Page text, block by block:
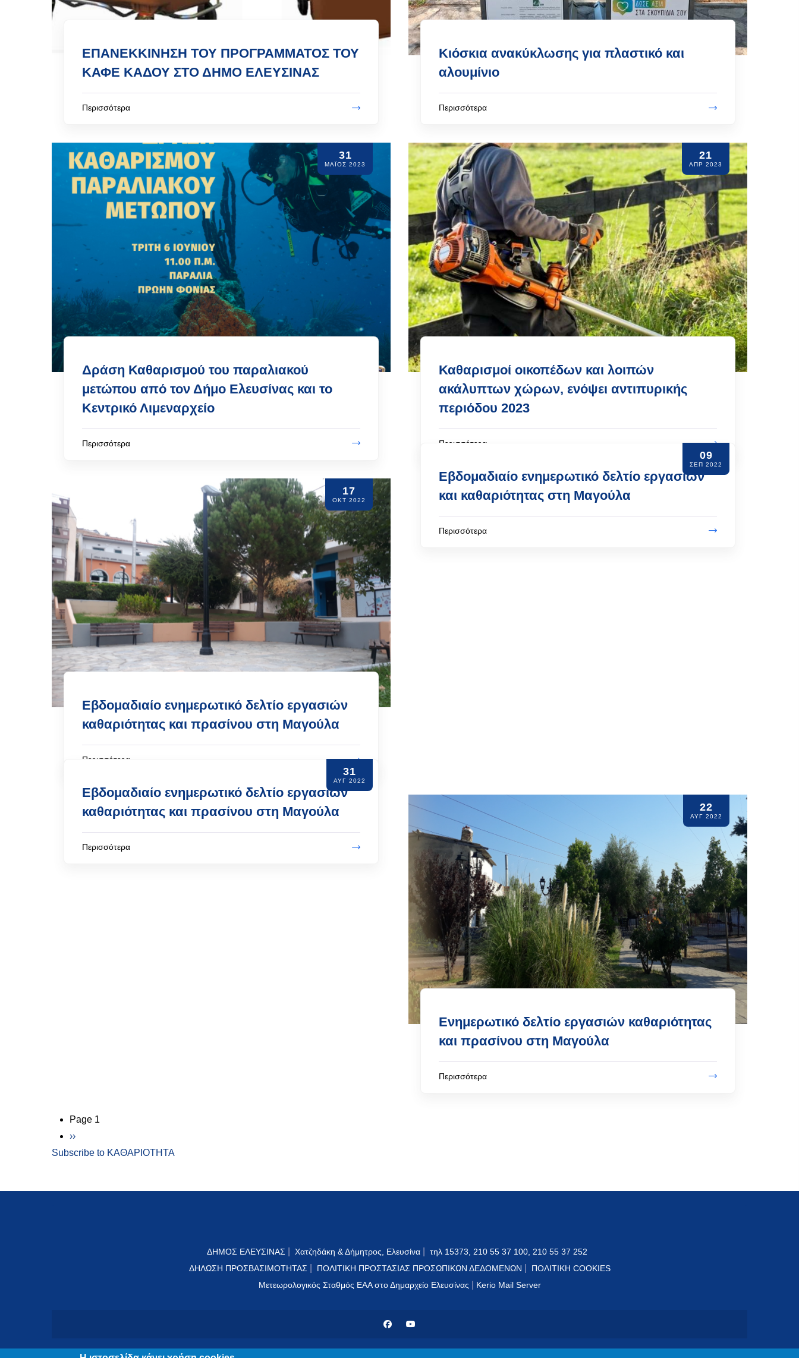
ΕΠΑΝΕΚΚΙΝΗΣΗ ΤΟΥ ΠΡΟΓΡΑΜΜΑΤΟΣ ΤΟΥ
ΚΑΦΕ ΚΑΔΟΥ ΣΤΟ ΔΗΜΟ ΕΛΕΥΣΙΝΑΣ
Περισσότερα
Κιόσκια ανακύκλωσης για πλαστικό και
αλουμίνιο
Περισσότερα
31
ΜΆΙΟΣ 2023
Δράση Καθαρισμού του παραλιακού
μετώπου από τον Δήμο Ελευσίνας και το
Κεντρικό Λιμεναρχείο
Περισσότερα
21
ΑΠΡ 2023
Καθαρισμοί οικοπέδων και λοιπών
ακάλυπτων χώρων, ενόψει αντιπυρικής
περιόδου 2023
Περισσότερα
17
ΟΚΤ 2022
Εβδομαδιαίο ενημερωτικό δελτίο εργασιών
καθαριότητας και πρασίνου στη Μαγούλα
Περισσότερα
09
ΣΕΠ 2022
Εβδομαδιαίο ενημερωτικό δελτίο εργασιών
και καθαριότητας στη Μαγούλα
Περισσότερα
31
ΑΥΓ 2022
Εβδομαδιαίο ενημερωτικό δελτίο εργασιών
καθαριότητας και πρασίνου στη Μαγούλα
Περισσότερα
22
ΑΥΓ 2022
Ενημερωτικό δελτίο εργασιών καθαριότητας
και πρασίνου στη Μαγούλα
Περισσότερα
Σελιδοποίηση
Page 1
Next page
››
Subscribe to ΚΑΘΑΡΙΟΤΗΤΑ
ΔΗΜΟΣ ΕΛΕΥΣΙΝΑΣ Χατζηδάκη & Δήμητρος, Ελευσίνα
τηλ 15373, 210 55 37 100, 210 55 37 252
ΔΗΛΩΣΗ ΠΡΟΣΒΑΣΙΜΟΤΗΤΑΣ
ΠΟΛΙΤΙΚΗ ΠΡΟΣΤΑΣΙΑΣ ΠΡΟΣΩΠΙΚΩΝ ΔΕΔΟΜΕΝΩΝ
ΠΟΛΙΤΙΚΗ COOKIES
Μετεωρολογικός Σταθμός ΕΑΑ στο Δημαρχείο Ελευσίνας
Kerio Mail Server